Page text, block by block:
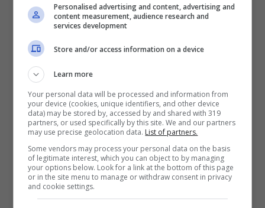
Marco Baroni è in crisi col Verona (ansa foto) –
controcalcio.com
L’ex mister leccese potrebbe essere così
salutato in queste ore, il
Verona è calato
notevolmenteda inizio stagione. I gialloblu
avevano vinto inizialmente contro Empoli e
Personalised advertising and content, advertising and
content measurement, audience research and
services development
Store and/or access information on a device
Learn more
Your personal data will be processed and information from
your device (cookies, unique identifiers, and other device
data) may be stored by, accessed by and shared with 319
partners, or used specifically by this site. We and our partners
may use precise geolocation data. List of partners.
Some vendors may process your personal data on the basis
of legitimate interest, which you can object to by managing
your options below. Look for a link at the bottom of this page
or in the site menu to manage or withdraw consent in privacy
and cookie settings.